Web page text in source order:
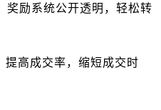
奖励系统公开透明，轻松转
提高成交率，缩短成交时